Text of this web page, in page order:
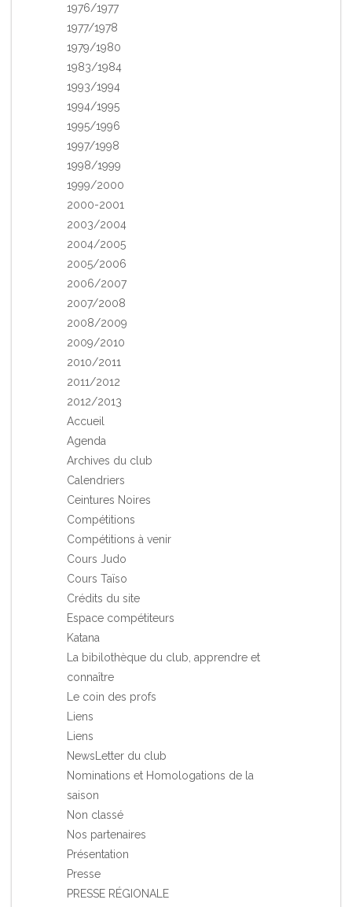
1976/1977
1977/1978
1979/1980
1983/1984
1993/1994
1994/1995
1995/1996
1997/1998
1998/1999
1999/2000
2000-2001
2003/2004
2004/2005
2005/2006
2006/2007
2007/2008
2008/2009
2009/2010
2010/2011
2011/2012
2012/2013
Accueil
Agenda
Archives du club
Calendriers
Ceintures Noires
Compétitions
Compétitions à venir
Cours Judo
Cours Taïso
Crédits du site
Espace compétiteurs
Katana
La bibilothèque du club, apprendre et
connaître
Le coin des profs
Liens
Liens
NewsLetter du club
Nominations et Homologations de la
saison
Non classé
Nos partenaires
Présentation
Presse
PRESSE RÉGIONALE